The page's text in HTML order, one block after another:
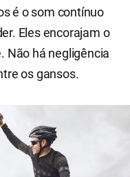
é o som contínuo
Eles encorajam o
Não há negligência
os gansos.